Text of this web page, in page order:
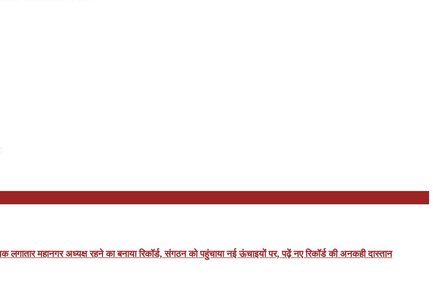
महानगर अध्यक्ष रहने का बनाया रिकॉर्ड, संगठन को पहुंचाया नई ऊंचाइयों पर, पढ़ें नए रिकॉर्ड की अनकही दास्तान